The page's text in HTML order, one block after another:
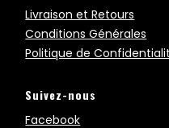
Livraison et Retours
Conditions Générales
Politique de
Suivez-nous
Facebook